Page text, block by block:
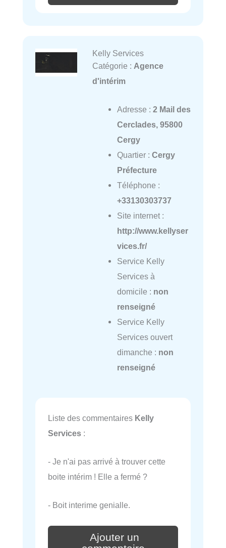
Kelly Services
Catégorie : Agence
d'intérim
Adresse : 2 Mail des
Cerclades, 95800
Cergy
Quartier : Cergy
Préfecture
Téléphone :
+33130303737
Site internet :
http://www.kellyser
vices.fr/
Service Kelly
Services à
domicile : non
renseigné
Service Kelly
Services ouvert
dimanche : non
renseigné
Liste des commentaires Kelly
Services :
- Je n'ai pas arrivé à trouver cette
boite intérim ! Elle a fermé ?
- Boit interime genialle.
Ajouter un